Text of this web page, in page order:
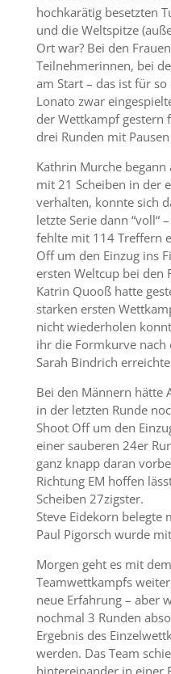
hochkarätig besetzten
und die Weltspitze
Ort war? Bei den
Teilnehmerinnen, bei
am Start – das ist für
Lonato zwar
der Wettkampf gestern
drei Runden mit
Kathrin Murche
mit 21 Scheiben in der
verhalten, konnte sich
letzte Serie dann “voll“
fehlte mit 114 Treffern
Off um den Einzug ins
ersten Weltcup bei den
Katrin Quooß hatte
starken ersten
nicht wiederholen
ihr die Formkurve nach
Sarah Bindrich
Bei den Männern hätte
in der letzten Runde
Shoot Off um den
einer sauberen 24er
ganz knapp daran
Richtung EM hoffen
Scheiben 27zigster.
Steve Eidekorn belegte
Paul Pigorsch wurde
Morgen geht es mit
Teamwettkampfs
neue Erfahrung – aber
nochmal 3 Runden
Ergebnis des
werden. Das Team
hintereinander in einer